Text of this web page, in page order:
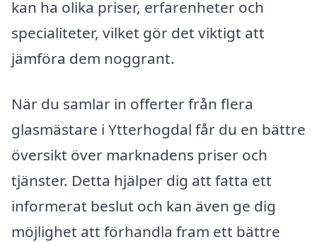
kan ha olika priser, erfarenheter och
specialiteter, vilket gör det viktigt att
jämföra dem noggrant.
När du samlar in offerter från flera
glasmästare i Ytterhogdal får du en bättre
översikt över marknadens priser och
tjänster. Detta hjälper dig att fatta ett
informerat beslut och kan även ge dig
möjlighet att förhandla fram ett bättre